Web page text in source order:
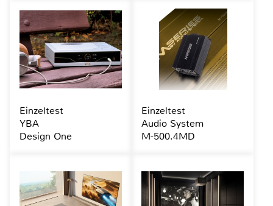
Einzeltest
YBA
Design One
Einzeltest
Audio System
M-500.4MD